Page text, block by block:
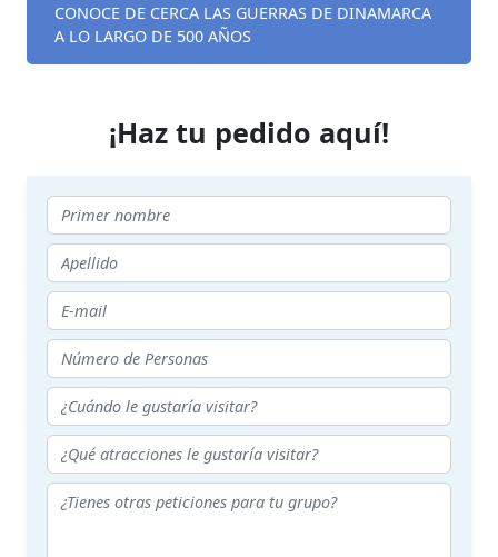
CONOCE DE CERCA LAS GUERRAS DE DINAMARCA
A LO LARGO DE 500 AÑOS
¡Haz tu pedido aquí!